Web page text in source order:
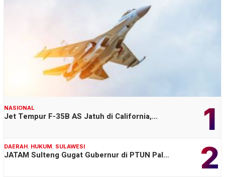
1
NASIONAL
Jet Tempur F-35B AS Jatuh di California,…
2
DAERAH, HUKUM, SULAWESI
JATAM Sulteng Gugat Gubernur di PTUN Pal…